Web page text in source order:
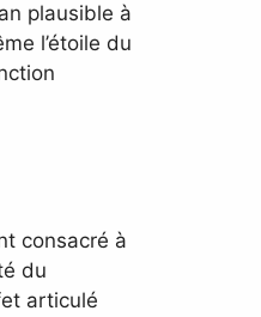
plausible à
l’étoile du
consacré à
du
articulé